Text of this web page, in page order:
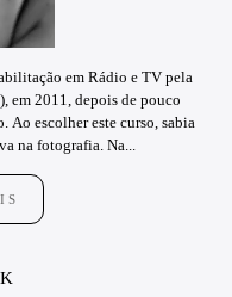
em Rádio e TV pela
em 2011, depois de pouco
Ao escolher este curso, sabia
na fotografia. Na...